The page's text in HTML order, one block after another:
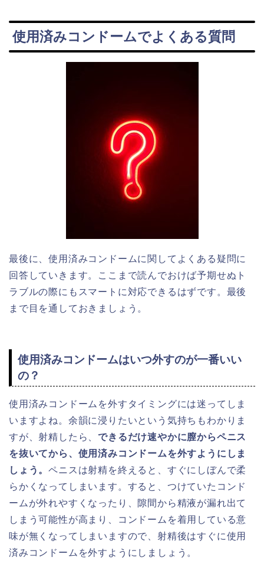
使用済みコンドームでよくある質問
最後に、使用済みコンドームに関してよくある疑問に
回答していきます。ここまで読んでおけば予期せぬト
ラブルの際にもスマートに対応できるはずです。最後
まで目を通しておきましょう。
使用済みコンドームはいつ外すのが一番いい
の？
使用済みコンドームを外すタイミングには迷ってしま
いますよね。余韻に浸りたいという気持ちもわかりま
すが、射精したら、できるだけ速やかに膣からペニス
を抜いてから、使用済みコンドームを外すようにしま
しょう。ペニスは射精を終えると、すぐにしぼんで柔
らかくなってしまいます。すると、つけていたコンド
ームが外れやすくなったり、隙間から精液が漏れ出て
しまう可能性が高まり、コンドームを着用している意
味が無くなってしまいますので、射精後はすぐに使用
済みコンドームを外すようにしましょう。